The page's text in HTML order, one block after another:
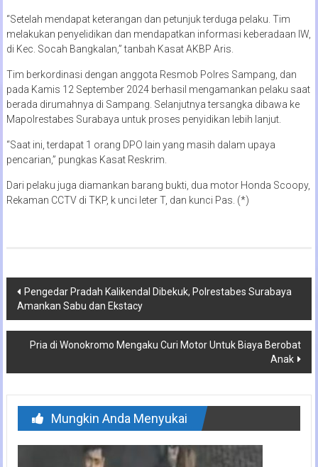
“Setelah mendapat keterangan dan petunjuk terduga pelaku. Tim
melakukan penyelidikan dan mendapatkan informasi keberadaan IW,
di Kec. Socah Bangkalan,” tanbah Kasat AKBP Aris.
Tim berkordinasi dengan anggota Resmob Polres Sampang, dan
pada Kamis 12 September 2024 berhasil mengamankan pelaku saat
berada dirumahnya di Sampang. Selanjutnya tersangka dibawa ke
Mapolrestabes Surabaya untuk proses penyidikan lebih lanjut.
“Saat ini, terdapat 1 orang DPO lain yang masih dalam upaya
pencarian,” pungkas Kasat Reskrim.
Dari pelaku juga diamankan barang bukti, dua motor Honda Scoopy,
Rekaman CCTV di TKP, k unci leter T, dan kunci Pas. (*)
Navigasi
pos
Pengedar Pradah Kalikendal Dibekuk, Polrestabes Surabaya
Amankan Sabu dan Ekstacy
Pria di Wonokromo Mengaku Curi Motor Untuk Biaya Berobat
Anak
Mungkin Anda Menyukai